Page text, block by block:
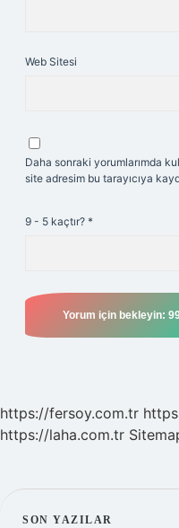
Web Sitesi
Daha sonraki yorumlarımda
site adresim bu tarayıcıya
9 - 5 kaçtır? *
https://fersoy.com.tr
https://laha.com.tr
SON YAZILAR